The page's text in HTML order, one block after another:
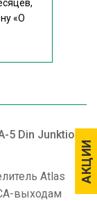
АКЦИИ
АКЦИИ
«О
Din Junktion
Atlas
выходам